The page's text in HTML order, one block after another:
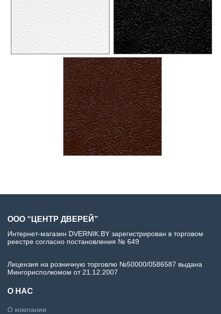
ООО “ЦЕНТР ДВЕРЕЙ”
Интернет-магазин DVERNIK.BY зарегистрирован в торговом
реестре согласно постановления № 649
Лицензия на розничную торговлю №50000/0586587 выдана
Мингорисполкомом от 21.12.2007
О НАС
О компании